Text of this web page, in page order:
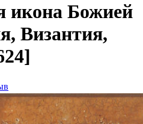
икона Божией
Византия,